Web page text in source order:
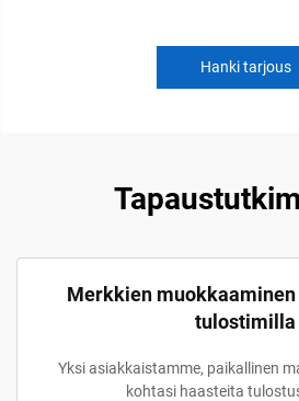
Hanki tarjous
Merkkien
tulostimilla
Yksi asiakkaistamme, paikallinen
kohtasi haasteita